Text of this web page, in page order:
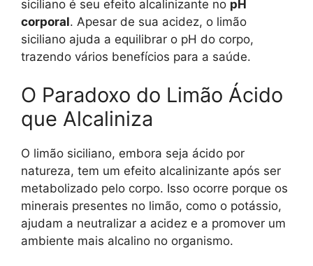
siciliano é seu efeito alcalinizante no pH
corporal. Apesar de sua acidez, o limão
siciliano ajuda a equilibrar o pH do corpo,
trazendo vários benefícios para a saúde.
O Paradoxo do Limão Ácido
que Alcaliniza
O limão siciliano, embora seja ácido por
natureza, tem um efeito alcalinizante após ser
metabolizado pelo corpo. Isso ocorre porque os
minerais presentes no limão, como o potássio,
ajudam a neutralizar a acidez e a promover um
ambiente mais alcalino no organismo.